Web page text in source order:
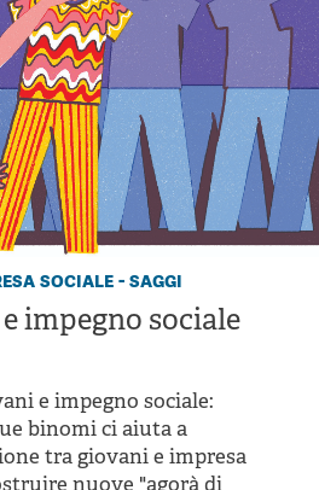
sociale - saggi
impegno sociale
e impegno sociale:
binomi ci aiuta a
tra giovani e impresa